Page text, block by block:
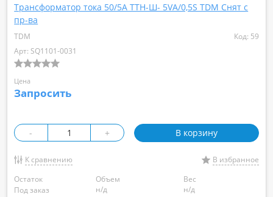
Трансформатор тока 50/5А ТТН-Ш- 5VA/0,5S TDM Снят с
пр-ва
TDM
Код: 59
Арт: SQ1101-0031
Цена
Запросить
- + В корзину
К сравнению
В избранное
Остаток
Под заказ
Объем
н/д
Вес
н/д